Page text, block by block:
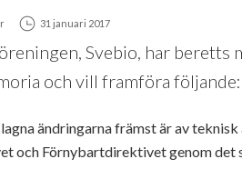
31 januari 2017
Svebio, har
och vill framföra följande:
ändringarna främst är av
och Förnybartdirektivet genom det